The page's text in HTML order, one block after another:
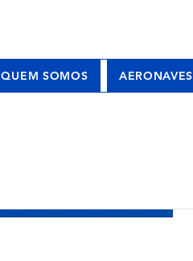
QUEM SOMOS AERONAVES